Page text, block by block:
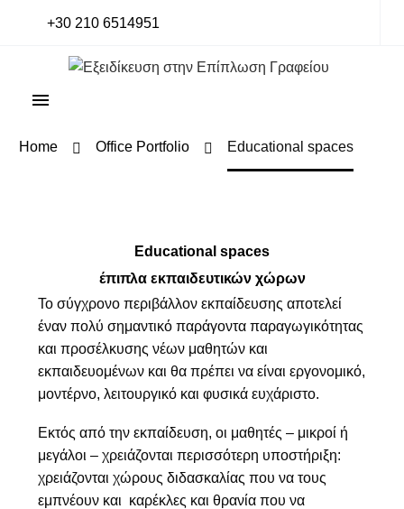
+30 210 6514951
Home Office Portfolio Educational spaces
Educational spaces
έπιπλα εκπαιδευτικών χώρων
Το σύγχρονο περιβάλλον εκπαίδευσης αποτελεί
έναν πολύ σημαντικό παράγοντα παραγωγικότητας
και προσέλκυσης νέων μαθητών και
εκπαιδευομένων και θα πρέπει να είναι εργονομικό,
μοντέρνο, λειτουργικό και φυσικά ευχάριστο.
Εκτός από την εκπαίδευση, οι μαθητές – μικροί ή
μεγάλοι – χρειάζονται περισσότερη υποστήριξη:
χρειάζονται χώρους διδασκαλίας που να τους
εμπνέουν και καρέκλες και θρανία που να